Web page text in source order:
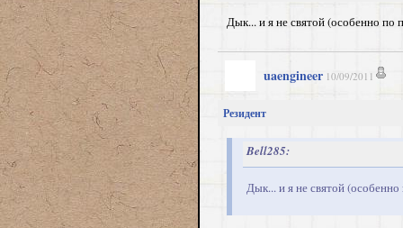
Дык... и я не святой (особенно по
uaengineer 10/09/2011
Резидент
Bell285:
Дык... и я не святой